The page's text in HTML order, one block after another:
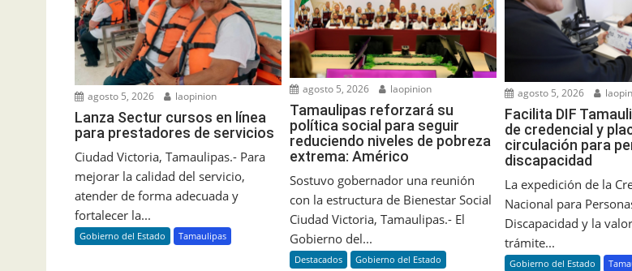
agosto 5, 2026 laopinion
Lanza Sectur cursos en línea
para prestadores de servicios
Ciudad Victoria, Tamaulipas.- Para
mejorar la calidad del servicio,
atender de forma adecuada y
fortalecer la...
Gobierno del Estado Tamaulipas
agosto 5, 2026 laopinion
Tamaulipas reforzará su
política social para seguir
reduciendo niveles de pobreza
extrema: Américo
Sostuvo gobernador una reunión
con la estructura de Bienestar Social
Ciudad Victoria, Tamaulipas.- El
Gobierno del...
Destacados
Gobierno del Estado
agosto 5, 2026
Facilita DIF
de credencial y
circulación para
discapacidad
La expedición de la
Nacional para
Discapacidad y la
trámite...
Gobierno del Estado